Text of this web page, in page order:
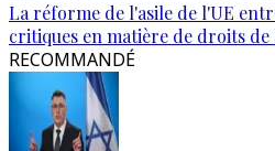
La réforme de l'asile de l'UE
critiques en matière de droits
RECOMMANDÉ